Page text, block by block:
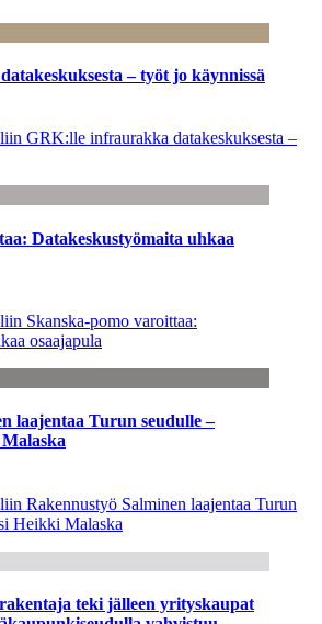
– työt jo käynnissä
GRK:lle infraurakka datakeskuksesta –
Datakeskustyömaita uhkaa
Skanska-pomo varoittaa:
osaajapula
laajentaa Turun seudulle –
Rakennustyö Salminen laajentaa Turun
Heikki Malaska
teki jälleen yrityskaupat